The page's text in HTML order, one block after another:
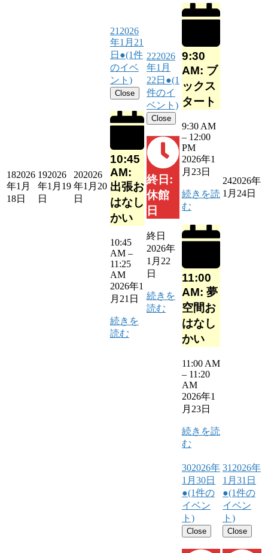
182026
年1月
18日
192026
年1月19
日
202026
年1月20
日
212026
年1月21
日 ●(1件
のイベ
ント)
Close
10:45
AM:
出張お
はなし
かい
10:45
AM –
11:25
AM
2026年1
月21日
続きを
読む
222026
年1月
22日 ●(1
件のイ
ベント)
Close
終日:
休館
日
終日
2026年
1月22
日
続きを
読む
9:30
AM: ブ
ックス
タート
9:30 AM
– 12:00
PM
2026年1
月23日
続きを読
む
11:00
AM: 夢
空間お
はなし
かい
11:00 AM
– 11:20
AM
2026年1
月23日
続きを読
む
242026年
1月24日
302026年
1月30日
●(1件の
イベン
ト)
Close
312026年
1月31日
●(1件の
イベン
ト)
Close